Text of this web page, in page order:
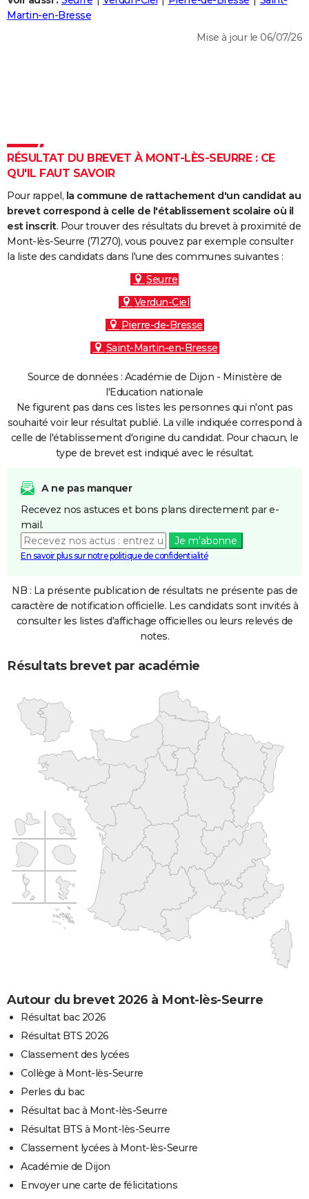
Destinations
City break
Voyage nature
Voyage de noces
Forum
Climat
+
PHOTO
Dictionnaire
Biographies
Citations
Expressions
Proverbes
PROGRAMME TV
S'inscrire
Se connecter
Lycées
Collèges
Primaires
Universités
Entreprises
Service militaire
Avis de recherche
AVIS DE DÉCÈS
FORUM
Martin-en-Bresse
Mise à jour le 06/07/26
RÉSULTAT DU BREVET À MONT-LÈS-SEURRE : CE
QU'IL FAUT SAVOIR
Pour rappel, la commune de rattachement d'un candidat au
brevet correspond à celle de l'établissement scolaire où il
est inscrit. Pour trouver des résultats du brevet à proximité de
Mont-lès-Seurre (71270), vous pouvez par exemple consulter
la liste des candidats dans l'une des communes suivantes :
Seurre
Verdun-Ciel
Pierre-de-Bresse
Saint-Martin-en-Bresse
Source de données : Académie de Dijon - Ministère de
l'Education nationale
Ne figurent pas dans ces listes les personnes qui n'ont pas
souhaité voir leur résultat publié. La ville indiquée correspond à
celle de l'établissement d'origine du candidat. Pour chacun, le
type de brevet est indiqué avec le résultat.
A ne pas manquer
Recevez nos astuces et bons plans directement par e-
mail.
Je m'abonne
En savoir plus sur notre politique de confidentialité
NB : La présente publication de résultats ne présente pas de
caractère de notification officielle. Les candidats sont invités à
consulter les listes d'affichage officielles ou leurs relevés de
notes.
Résultats brevet par académie
Autour du brevet 2026 à Mont-lès-Seurre
Résultat bac 2026
Résultat BTS 2026
Classement des lycées
Collège à Mont-lès-Seurre
Perles du bac
Résultat bac à Mont-lès-Seurre
Résultat BTS à Mont-lès-Seurre
Classement lycées à Mont-lès-Seurre
Académie de Dijon
Envoyer une carte de félicitations